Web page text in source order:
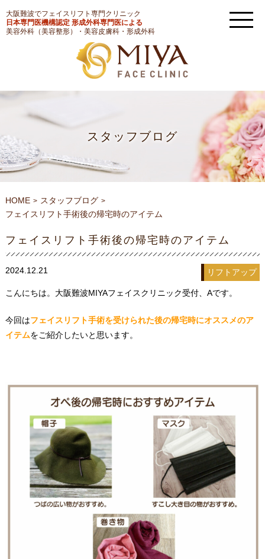
大阪難波でフェイスリフト専門クリニック
日本専門医機構認定 形成外科専門医による
美容外科（美容整形）・美容皮膚科・形成外科
スタッフブログ
HOME
スタッフブログ
フェイスリフト手術後の帰宅時のアイテム
フェイスリフト手術後の帰宅時のアイテム
2024.12.21 リフトアップ
こんにちは。大阪難波MIYAフェイスクリニック受付、Aです。
今回はフェイスリフト手術を受けられた後の帰宅時にオススメのア
イテムをご紹介したいと思います。